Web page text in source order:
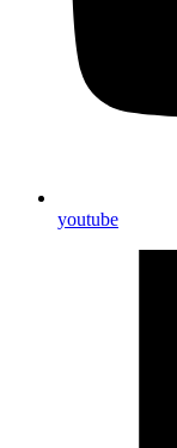
youtube